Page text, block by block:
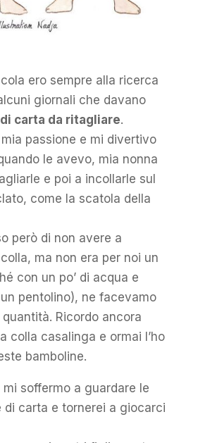
ero sempre alla ricerca
giornali che davano
carta da ritagliare.
mia passione e mi divertivo
le avevo, mia nonna
e poi a incollarle sul
come la scatola della
però di non avere a
ma non era per noi un
con un po’ di acqua e
pentolino), ne facevamo
Ricordo ancora
colla casalinga e ormai l’ho
bamboline.
soffermo a guardare le
di carta e tornerei a giocarci